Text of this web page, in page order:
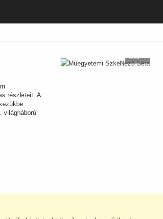
3
részleteit. A
világháború